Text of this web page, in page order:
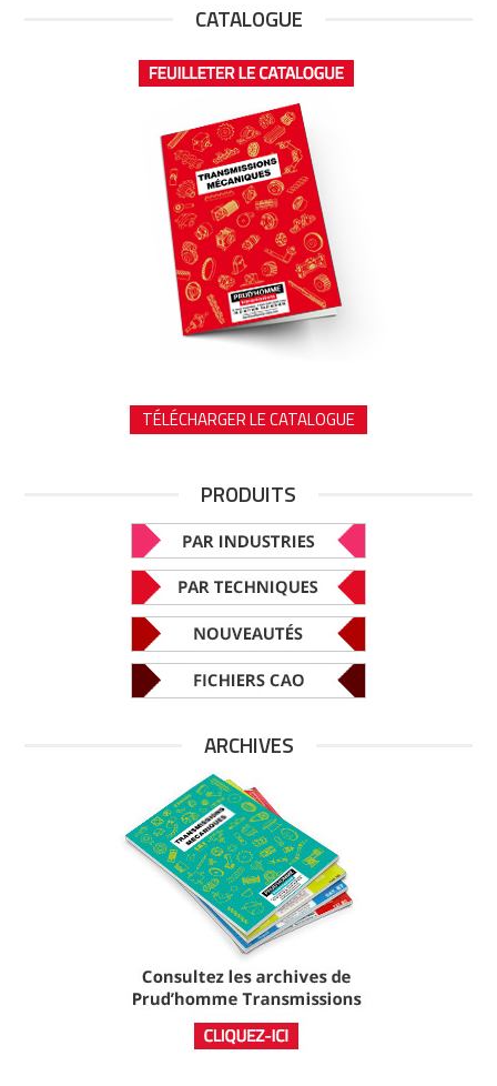
CATALOGUE
TÉLÉCHARGER LE CATALOGUE
PRODUITS
ARCHIVES